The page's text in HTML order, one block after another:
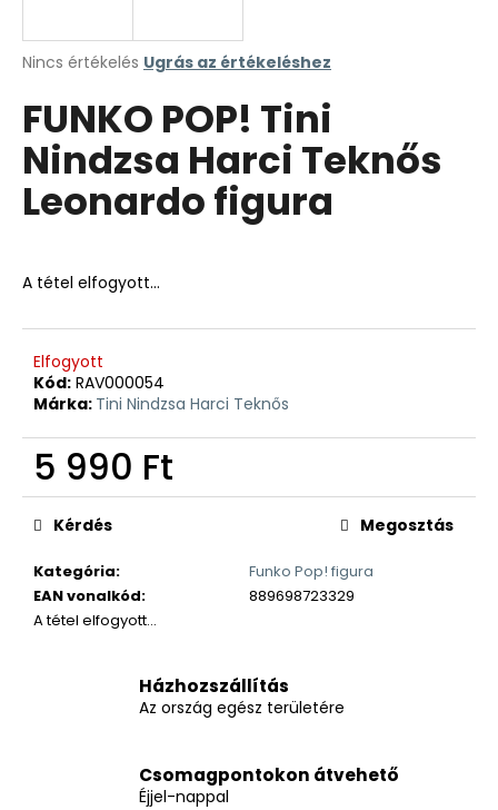
A
átlagos
értékelése
5-
ből
0,0
csillag.
Nincs értékelés Ugrás az értékeléshez
FUNKO POP! Tini
Nindzsa Harci Teknős
Leonardo figura
A tétel elfogyott…
Elfogyott
Kód: RAV000054
Márka: Tini Nindzsa Harci Teknős
5 990 Ft
Egységár:
Kategória:
Funko Pop! figura
EAN vonalkód:
889698723329
A tétel elfogyott…
Kérdés Megosztás
Házhozszállítás
Az ország egész területére
Csomagpontokon átvehető
Éjjel-nappal